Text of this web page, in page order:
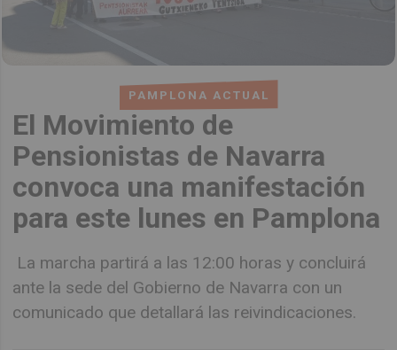
PAMPLONA ACTUAL
El Movimiento de
Pensionistas de Navarra
convoca una manifestación
para este lunes en Pamplona
La marcha partirá a las 12:00 horas y concluirá
ante la sede del Gobierno de Navarra con un
comunicado que detallará las reivindicaciones.